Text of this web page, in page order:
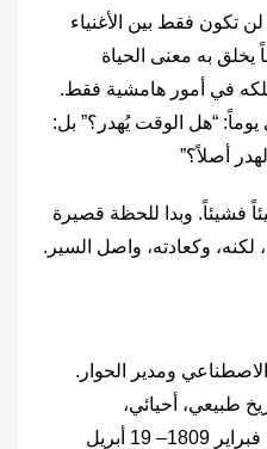
تكون فقط بين الأغنياء
يخلق به معنى الحياة
في أمور هامشية فقط.
“هل الوقت يُهدر؟” بل:
أصلاً؟”
فشيئاً. وبدا للحظة قصيرة
وكعادته، واصل السير.
الاصطناعي ومدير الحوار.
طبيعي، أحيائي،
وجيولوجي بريطاني (12 فبراير 1809– 19 أبريل